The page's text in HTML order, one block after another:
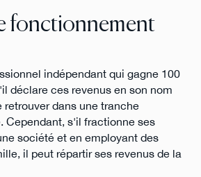
fonctionnement
indépendant qui gagne 100
déclare ces revenus en son nom
retrouver dans une tranche
Cependant, s'il fractionne ses
société et en employant des
il peut répartir ses revenus de la